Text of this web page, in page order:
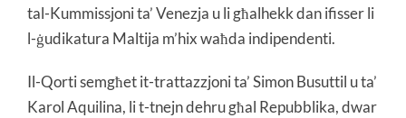
tal-Kummissjoni ta’ Venezja u li għalhekk dan ifisser li
l-ġudikatura Maltija m’hix waħda indipendenti.
Il-Qorti semgħet it-trattazzjoni ta’ Simon Busuttil u ta’
Karol Aquilina, li t-tnejn dehru għal Repubblika, dwar